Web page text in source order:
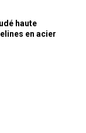
haute
en acier